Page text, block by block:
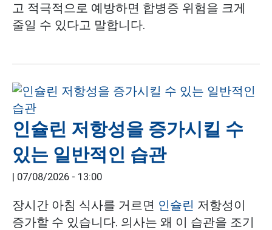
고 적극적으로 예방하면 합병증 위험을 크게
줄일 수 있다고 말합니다.
인슐린 저항성을 증가시킬 수
있는 일반적인 습관
| 07/08/2026 - 13:00
장시간 아침 식사를 거르면 인슐린 저항성이
증가할 수 있습니다. 의사는 왜 이 습관을 조기